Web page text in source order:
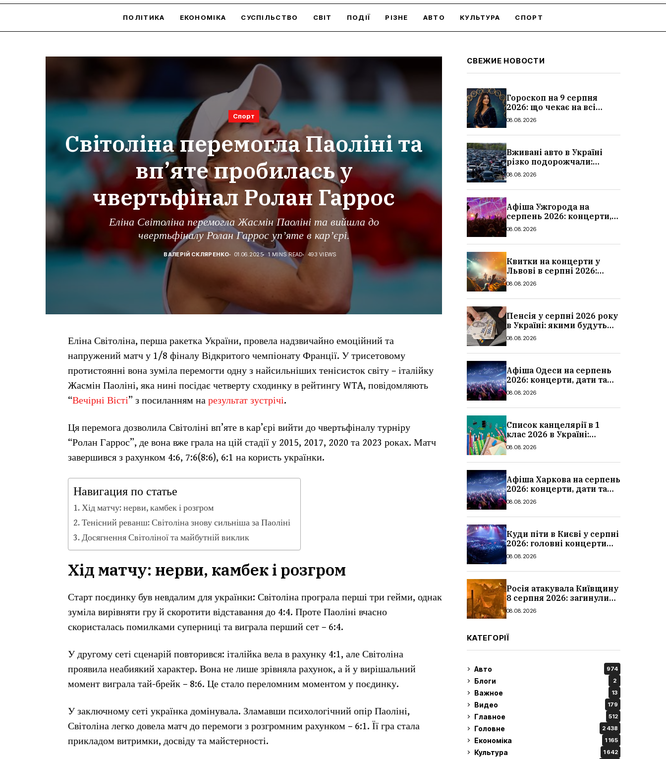
ПОЛІТИКА ЕКОНОМІКА СУСПІЛЬСТВО СВІТ ПОДІЇ РІЗНЕ АВТО КУЛЬТУРА СПОРТ
Спорт
Світоліна перемогла Паоліні та
вп’яте пробилась у
чвертьфінал Ролан Гаррос
Еліна Світоліна перемогла Жасмін Паоліні та вийшла до
чвертьфіналу Ролан Гаррос уп’яте в кар’єрі.
ВАЛЕРІЙ СКЛЯРЕНКО 01.06.2025 1 MINS READ 493 VIEWS
Еліна Світоліна, перша ракетка України, провела надзвичайно емоційний та
напружений матч у 1/8 фіналу Відкритого чемпіонату Франції. У трисетовому
протистоянні вона зуміла перемогти одну з найсильніших тенісисток світу – італійку
Жасмін Паоліні, яка нині посідає четверту сходинку в рейтингу WTA, повідомляють
“Вечірні Вісті” з посиланням на результат зустрічі.
Ця перемога дозволила Світоліні вп’яте в кар’єрі вийти до чвертьфіналу турніру
“Ролан Гаррос”, де вона вже грала на цій стадії у 2015, 2017, 2020 та 2023 роках. Матч
завершився з рахунком 4:6, 7:6(8:6), 6:1 на користь українки.
Навигация по статье
Хід матчу: нерви, камбек і розгром
Тенісний реванш: Світоліна знову сильніша за Паоліні
Досягнення Світоліної та майбутній виклик
Хід матчу: нерви, камбек і розгром
Старт поєдинку був невдалим для українки: Світоліна програла перші три гейми, однак
зуміла вирівняти гру й скоротити відставання до 4:4. Проте Паоліні вчасно
скористалась помилками суперниці та виграла перший сет – 6:4.
У другому сеті сценарій повторився: італійка вела в рахунку 4:1, але Світоліна
проявила неабиякий характер. Вона не лише зрівняла рахунок, а й у вирішальний
момент виграла тай-брейк – 8:6. Це стало переломним моментом у поєдинку.
У заключному сеті українка домінувала. Зламавши психологічний опір Паоліні,
Світоліна легко довела матч до перемоги з розгромним рахунком – 6:1. Її гра стала
прикладом витримки, досвіду та майстерності.
СВЕЖИЕ НОВОСТИ
Гороскоп на 9 серпня
2026: що чекає на всі
знаки зодіаку
08.08.2026
Вживані авто в Україні
різко подорожчали:
причини, які машини
08.08.2026
Афіша Ужгорода на
серпень 2026: концерти,
дати та ціни
08.08.2026
Квитки на концерти у
Львові в серпні 2026:
дати, ціни та локації
08.08.2026
Пенсія у серпні 2026 року
в Україні: якими будуть
мінімальні та
суми
08.08.2026
Афіша Одеси на серпень
2026: концерти, дати та
ціни квитків
08.08.2026
Список канцелярії в 1
клас 2026 в Україні:
повний чек-лист для
08.08.2026
Афіша Харкова на серпень
2026: концерти, дати та
ціни квитків
08.08.2026
Куди піти в Києві у серпні
2026: головні концерти
місяця, дати, артисти та
08.08.2026
Росія атакувала Київщину
8 серпня 2026: загинули
троє людей, серед них
08.08.2026
КАТЕГОРІЇ
Авто 974
Блоги 2
Важное 13
Видео 179
Главное 512
Головне 2 438
Економіка 1 165
Культура 1 642